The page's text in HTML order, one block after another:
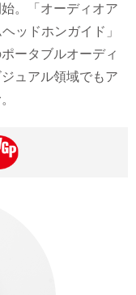
。「オーディオア
ッドホンガイド」
ータブルオーディ
ュアル領域でもア